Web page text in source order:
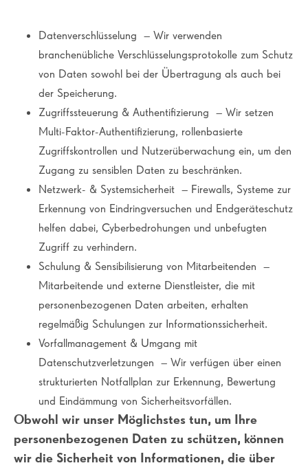
Datenverschlüsselung – Wir verwenden
branchenübliche Verschlüsselungsprotokolle zum Schutz
von Daten sowohl bei der Übertragung als auch bei
der Speicherung.
Zugriffssteuerung & Authentifizierung – Wir setzen
Multi-Faktor-Authentifizierung, rollenbasierte
Zugriffskontrollen und Nutzerüberwachung ein, um den
Zugang zu sensiblen Daten zu beschränken.
Netzwerk- & Systemsicherheit – Firewalls, Systeme zur
Erkennung von Eindringversuchen und Endgeräteschutz
helfen dabei, Cyberbedrohungen und unbefugten
Zugriff zu verhindern.
Schulung & Sensibilisierung von Mitarbeitenden –
Mitarbeitende und externe Dienstleister, die mit
personenbezogenen Daten arbeiten, erhalten
regelmäßig Schulungen zur Informationssicherheit.
Vorfallmanagement & Umgang mit
Datenschutzverletzungen – Wir verfügen über einen
strukturierten Notfallplan zur Erkennung, Bewertung
und Eindämmung von Sicherheitsvorfällen.
Obwohl wir unser Möglichstes tun, um Ihre
personenbezogenen Daten zu schützen, können
wir die Sicherheit von Informationen, die über